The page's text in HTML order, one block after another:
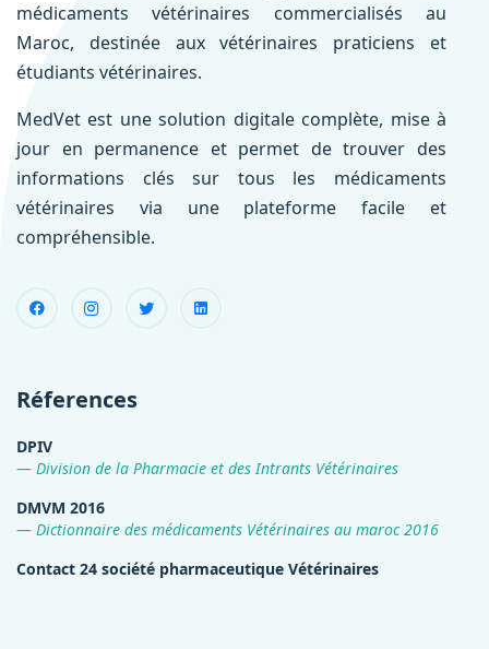
médicaments vétérinaires commercialisés au
Maroc, destinée aux vétérinaires praticiens et
étudiants vétérinaires.
MedVet est une solution digitale complète, mise à
jour en permanence et permet de trouver des
informations clés sur tous les médicaments
vétérinaires via une plateforme facile et
compréhensible.
Réferences
DPIV
Division de la Pharmacie et des Intrants Vétérinaires
DMVM 2016
Dictionnaire des médicaments Vétérinaires au maroc 2016
Contact 24 société pharmaceutique Vétérinaires